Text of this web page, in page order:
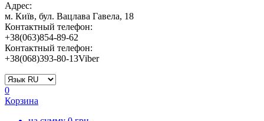
Адрес:
м. Київ, бул. Вацлава Гавела, 18
Контактный телефон:
+38(063)854-89-62
Контактный телефон:
+38(068)393-80-13Viber
0
Корзина